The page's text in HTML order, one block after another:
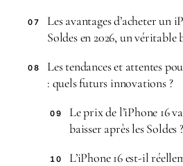
07
Les avantages d’acheter un
Soldes en 2026, un véritable
08
Les tendances et attentes
: quels futurs innovations ?
09
Le prix de l’iPhone 16
baisser après les Soldes ?
10
L’iPhone 16 est-il